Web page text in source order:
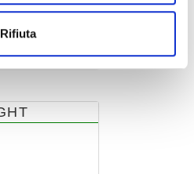
Rifiuta